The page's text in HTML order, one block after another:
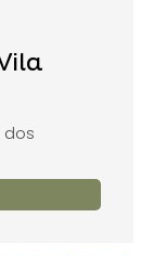
dos